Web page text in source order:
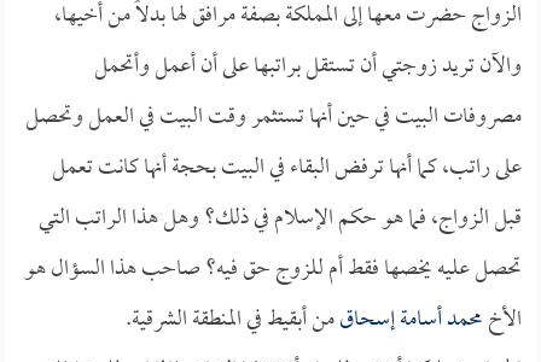
الزواج حضرت معها إلى المملكة بصفة مرافق لها بدلاً من أخيها،
والآن تريد زوجتي أن تستقل براتبها على أن أعمل وأتحمل
مصروفات البيت في حين أنها تستثمر وقت البيت في العمل وتحصل
على راتب، كما أنها ترفض البقاء في البيت بحجة أنها كانت تعمل
قبل الزواج، فما هو حكم الإسلام في ذلك؟ وهل هذا الراتب التي
تحصل عليه يخصها فقط أم للزوج حق فيه؟ صاحب هذا السؤال هو
الأخمحمد أسامة إسحاقمن أبقيط في المنطقة الشرقية.